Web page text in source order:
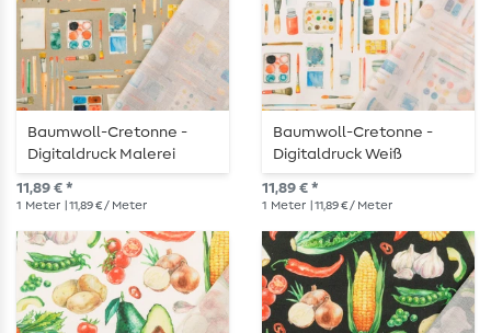
Baumwoll-Cretonne -
Digitaldruck Malerei
Schwarz
11,89 € *
1 Meter | 11,89 € / Meter
Baumwoll-Cretonne -
Digitaldruck Weiß
11,89 € *
1 Meter | 11,89 € / Meter